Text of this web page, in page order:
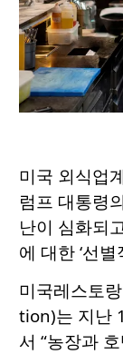
미국 외식업
럼프 대통령
난이 심화되
에 대한 ‘선
미국레스토
tion)는 지난
서 “농장과